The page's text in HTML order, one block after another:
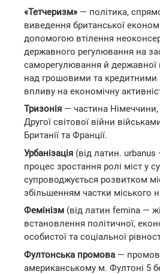
«Тетчеризм» — політика,
виведення британської
допомогою втілення
державного регулювання на
саморегулювання й державної
над грошовими та кредитними
впливу на економічну
Тризонія — частина Німеччини,
Другої світової війни
Британії та Франції.
Урбанізація (від латин.
процес зростання ролі міст у
супроводжується розвитком
збільшенням частки міського
Фемінізм (від латин femina —
встановлення політичної,
особистої та соціальної
Фултонська промова —
американському м. Фултоні 5